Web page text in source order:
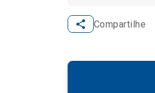
Compartilhe